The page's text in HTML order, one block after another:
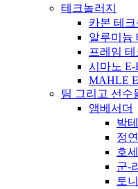
테크놀러지
카본 테크
알루미늄
프레임 테
시마노
MAHLE
팀 그리고 선수
앰베서더
박
정
호
군-
토